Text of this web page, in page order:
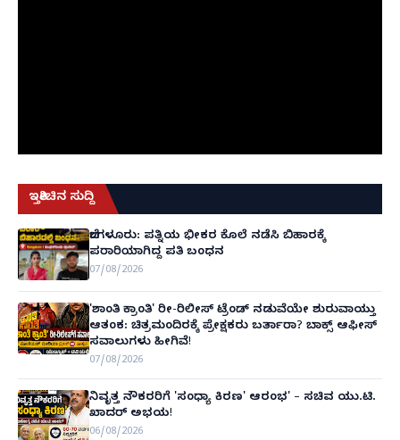
ಇತ್ತೀಚಿನ ಸುದ್ದಿ
ಬೆಂಗಳೂರು: ಪತ್ನಿಯ ಭೀಕರ ಕೊಲೆ ನಡೆಸಿ ಬಿಹಾರಕ್ಕೆ
ಪರಾರಿಯಾಗಿದ್ದ ಪತಿ ಬಂಧನ
07/08/2026
'ಶಾಂತಿ ಕ್ರಾಂತಿ' ರೀ-ರಿಲೀಸ್ ಟ್ರೆಂಡ್ ನಡುವೆಯೇ ಶುರುವಾಯ್ತು
ಆತಂಕ: ಚಿತ್ರಮಂದಿರಕ್ಕೆ ಪ್ರೇಕ್ಷಕರು ಬರ್ತಾರಾ? ಬಾಕ್ಸ್ ಆಫೀಸ್
ಸವಾಲುಗಳು ಹೀಗಿವೆ!
07/08/2026
ನಿವೃತ್ತ ನೌಕರರಿಗೆ 'ಸಂಧ್ಯಾ ಕಿರಣ' ಆರಂಭ' – ಸಚಿವ ಯು.ಟಿ.
ಖಾದರ್ ಅಭಯ!
06/08/2026